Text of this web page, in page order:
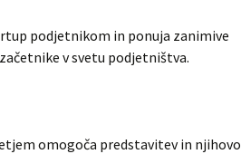
podjetnikom in ponuja zanimive
v svetu podjetništva.
omogoča predstavitev in njihovo